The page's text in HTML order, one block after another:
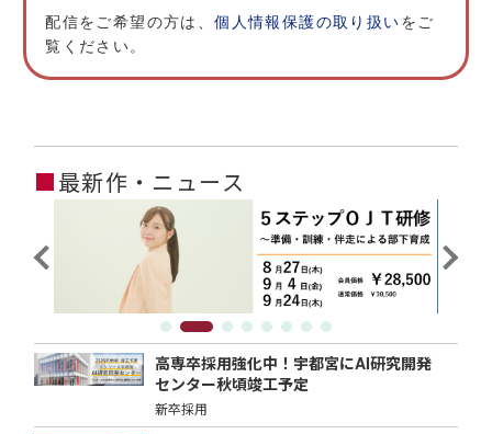
配信をご希望の方は、個人情報保護の取り扱いをご
覧ください。
■最新作・ニュース
高専卒採用強化中！宇都宮にAI研究開発
センター秋頃竣工予定
新卒採用